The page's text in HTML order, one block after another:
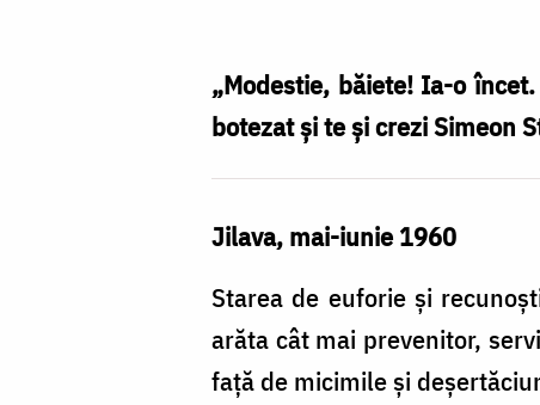
„Modestie, băiete! Ia-o
botezat și te și crezi Simeon
Jilava, mai-iunie 1960
Starea de euforie și
arăta cât mai prevenitor,
față de micimile și